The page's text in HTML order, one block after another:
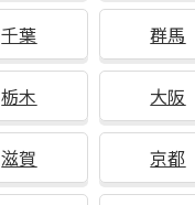
千葉 群馬
栃木 大阪
滋賀 京都